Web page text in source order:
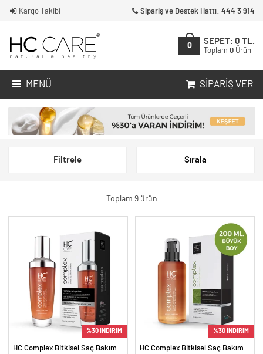
Kargo Takibi Sipariş ve Destek Hattı: 444 3 914
0
SEPET: 0 TL.
Toplam 0 Ürün
MENÜ SIPARIŞ VER
Filtrele Sırala
Toplam 9 ürün
%30 İNDİRİM
HC Complex Bitkisel Saç Bakım
%30 İNDİRİM
HC Complex Bitkisel Saç Bakım